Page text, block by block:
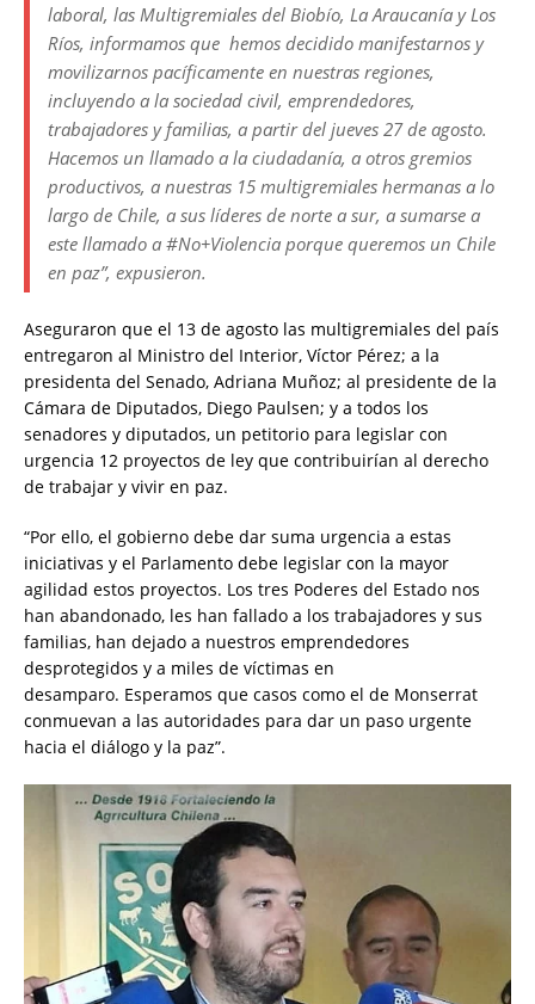
laboral, las Multigremiales del Biobío, La Araucanía y Los
Ríos, informamos que hemos decidido manifestarnos y
movilizarnos pacíficamente en nuestras regiones,
incluyendo a la sociedad civil, emprendedores,
trabajadores y familias, a partir del jueves 27 de agosto.
Hacemos un llamado a la ciudadanía, a otros gremios
productivos, a nuestras 15 multigremiales hermanas a lo
largo de Chile, a sus líderes de norte a sur, a sumarse a
este llamado a #No+Violencia porque queremos un Chile
en paz”, expusieron.
Aseguraron que el 13 de agosto las multigremiales del país
entregaron al Ministro del Interior, Víctor Pérez; a la
presidenta del Senado, Adriana Muñoz; al presidente de la
Cámara de Diputados, Diego Paulsen; y a todos los
senadores y diputados, un petitorio para legislar con
urgencia 12 proyectos de ley que contribuirían al derecho
de trabajar y vivir en paz.
“Por ello, el gobierno debe dar suma urgencia a estas
iniciativas y el Parlamento debe legislar con la mayor
agilidad estos proyectos. Los tres Poderes del Estado nos
han abandonado, les han fallado a los trabajadores y sus
familias, han dejado a nuestros emprendedores
desprotegidos y a miles de víctimas en
desamparo. Esperamos que casos como el de Monserrat
conmuevan a las autoridades para dar un paso urgente
hacia el diálogo y la paz”.